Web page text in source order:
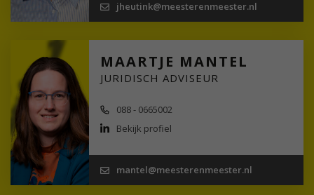
jheutink@meesterenmeester.nl
MAARTJE MANTEL
JURIDISCH ADVISEUR
088 - 0665002
Bekijk profiel
mantel@meesterenmeester.nl